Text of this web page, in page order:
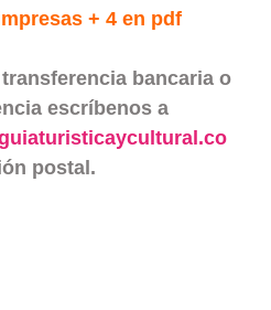
+ 4 en pdf
bancaria o
escríbenos a
postal.